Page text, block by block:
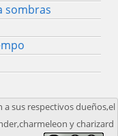
sombras
a sus respectivos dueños,el
y charizard